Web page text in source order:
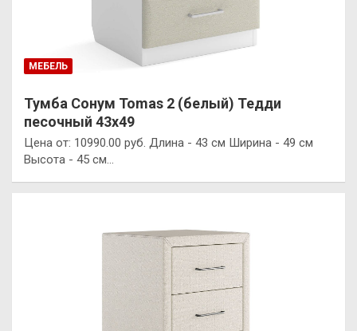
МЕБЕЛЬ
Тумба Сонум Tomas 2 (белый) Тедди
песочный 43х49
Цена от: 10990.00 руб. Длина - 43 см Ширина - 49 см
Высота - 45 см…